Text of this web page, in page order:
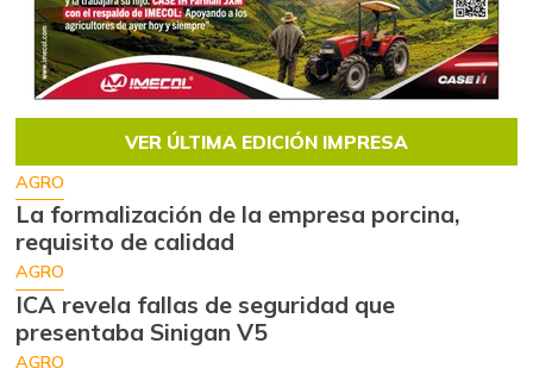
VER ÚLTIMA EDICIÓN IMPRESA
AGRO
La formalización de la empresa porcina,
requisito de calidad
AGRO
ICA revela fallas de seguridad que
presentaba Sinigan V5
AGRO